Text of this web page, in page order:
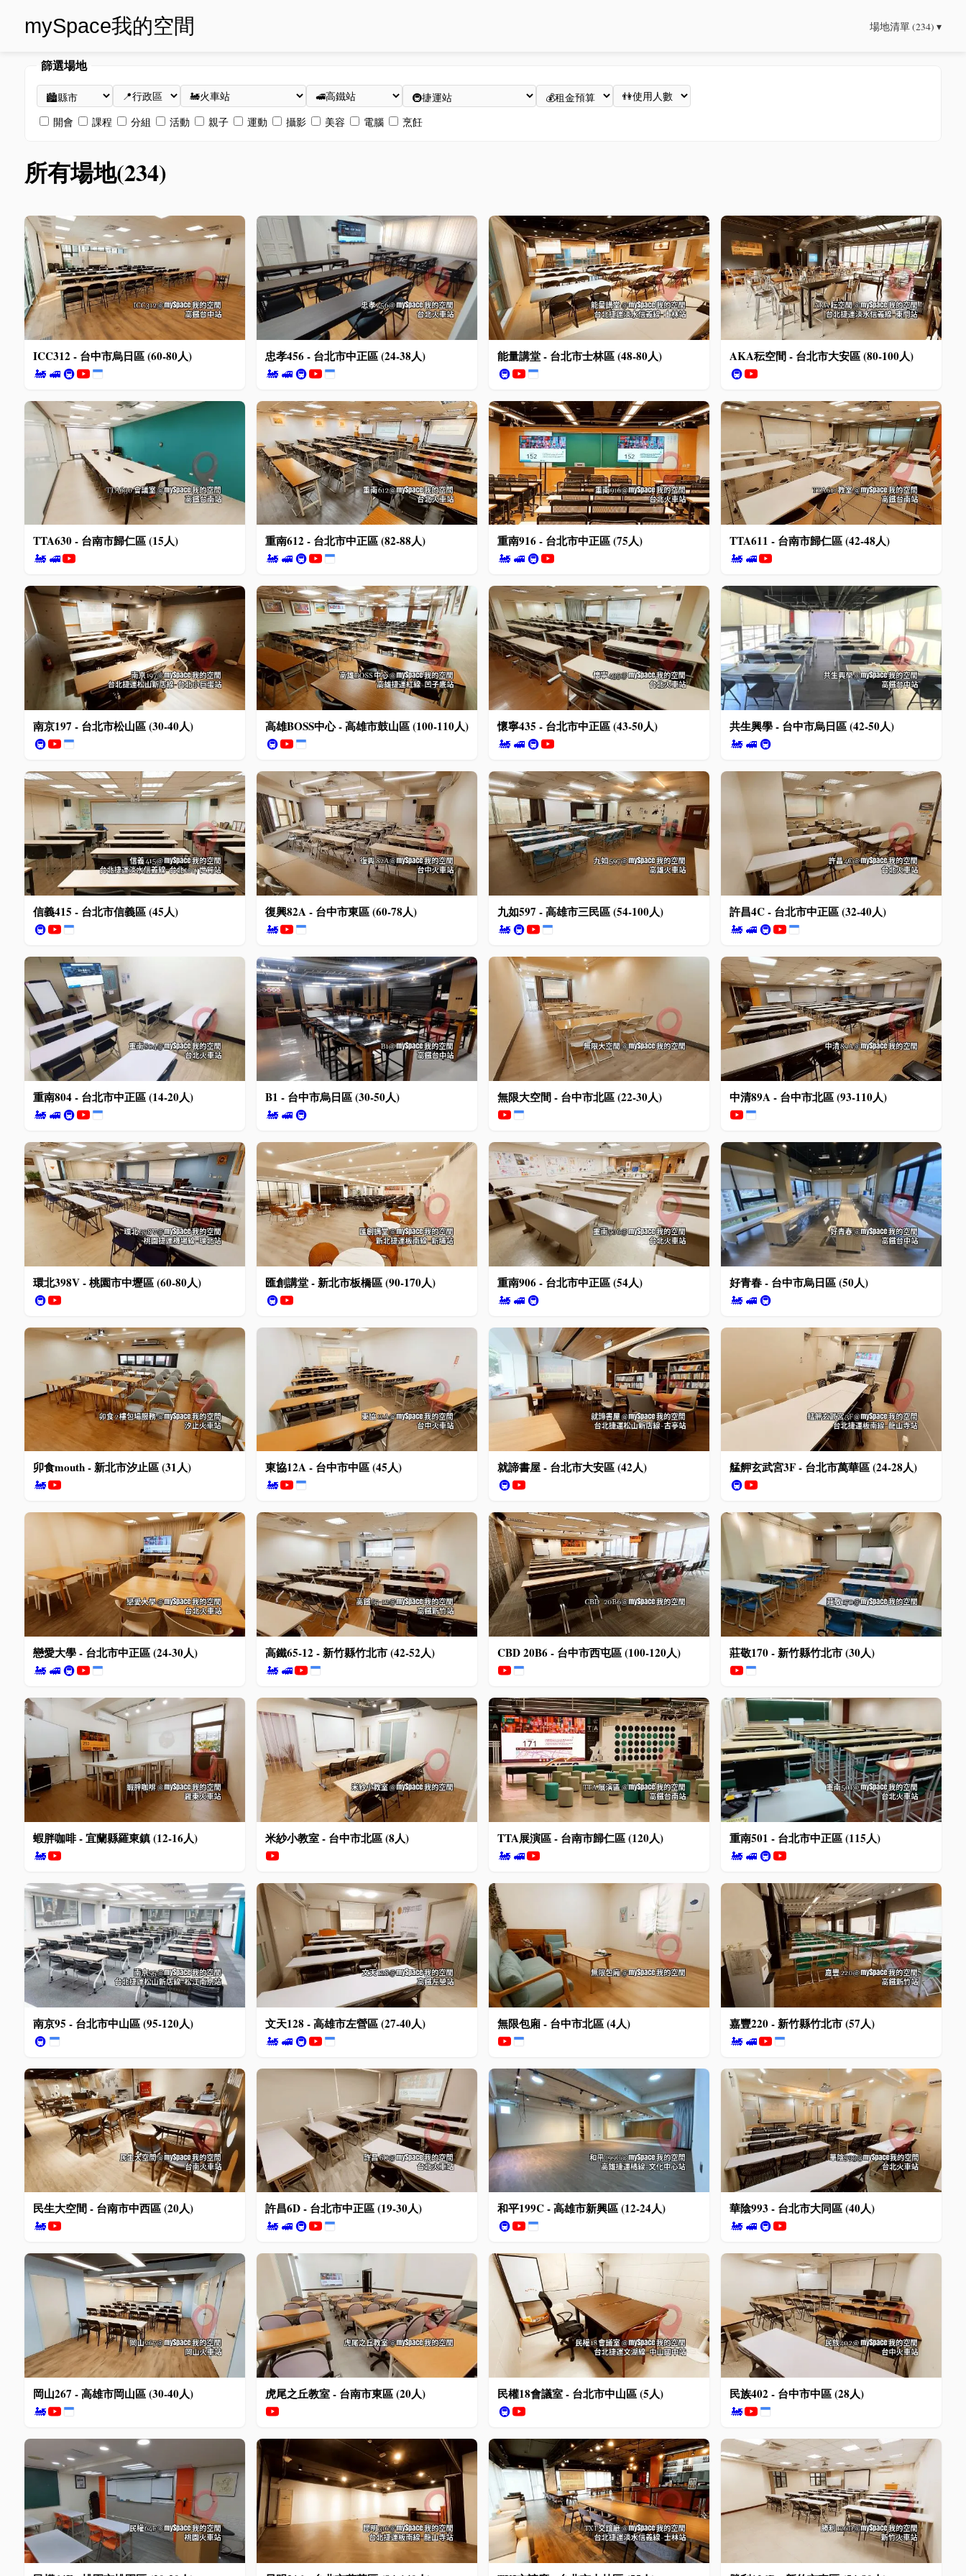
mySpace我的空間 場地清單 (234) ▾
篩選場地
開會 課程 分組 活動 親子 運動 攝影 美容 電腦 烹飪
所有場地(234)
ICC312 - 台中市烏日區 (60-80人)
🚂 🚅 🚇
忠孝456 - 台北市中正區 (24-38人)
🚂 🚅 🚇
能量講堂 - 台北市士林區 (48-80人)
🚇
AKA秐空間 - 台北市大安區 (80-100人)
🚇
TTA630 - 台南市歸仁區 (15人)
🚂 🚅
重南612 - 台北市中正區 (82-88人)
🚂 🚅 🚇
重南916 - 台北市中正區 (75人)
🚂 🚅🚇
TTA611 - 台南市歸仁區 (42-48人)
🚂 🚅
南京197 - 台北市松山區 (30-40人)
🚇
高雄BOSS中心 - 高雄市鼓山區 (100-110人)
🚇
懷寧435 - 台北市中正區 (43-50人)
🚂 🚅🚇
共生興學 - 台中市烏日區 (42-50人)
🚂 🚅🚇
信義415 - 台北市信義區 (45人)
🚇
復興82A - 台中市東區 (60-78人)
🚂
九如597 - 高雄市三民區 (54-100人)
🚂🚇
許昌4C - 台北市中正區 (32-40人)
🚂 🚅🚇
重南804 - 台北市中正區 (14-20人)
🚂 🚅 🚇
B1 - 台中市烏日區 (30-50人)
🚂 🚅 🚇
無限大空間 - 台中市北區 (22-30人) 中清89A - 台中市北區 (93-110人)
環北398V - 桃園市中壢區 (60-80人)
🚇
匯創講堂 - 新北市板橋區 (90-170人)
🚇
重南906 - 台北市中正區 (54人)
🚂 🚅🚇
好青春 - 台中市烏日區 (50人)
🚂 🚅🚇
卯食mouth - 新北市汐止區 (31人)
🚂
東協12A - 台中市中區 (45人)
🚂
就諦書屋 - 台北市大安區 (42人)
🚇
艋舺玄武宮3F - 台北市萬華區 (24-28人)
🚇
戀愛大學 - 台北市中正區 (24-30人)
🚂 🚅 🚇
高鐵65-12 - 新竹縣竹北市 (42-52人)
🚂 🚅
CBD 20B6 - 台中市西屯區 (100-120人) 莊敬170 - 新竹縣竹北市 (30人)
蝦胖咖啡 - 宜蘭縣羅東鎮 (12-16人)
🚂
米紗小教室 - 台中市北區 (8人) TTA展演區 - 台南市歸仁區 (120人)
🚂 🚅
重南501 - 台北市中正區 (115人)
🚂 🚅🚇
南京95 - 台北市中山區 (95-120人)
🚇
文天128 - 高雄市左營區 (27-40人)
🚂 🚅 🚇
無限包廂 - 台中市北區 (4人) 嘉豐220 - 新竹縣竹北市 (57人)
🚂 🚅
民生大空間 - 台南市中西區 (20人)
🚂
許昌6D - 台北市中正區 (19-30人)
🚂 🚅 🚇
和平199C - 高雄市新興區 (12-24人)
🚇
華陰993 - 台北市大同區 (40人)
🚂 🚅🚇
岡山267 - 高雄市岡山區 (30-40人)
🚂
虎尾之丘教室 - 台南市東區 (20人) 民權18會議室 - 台北市中山區 (5人)
🚇
民族402 - 台中市中區 (28人)
🚂